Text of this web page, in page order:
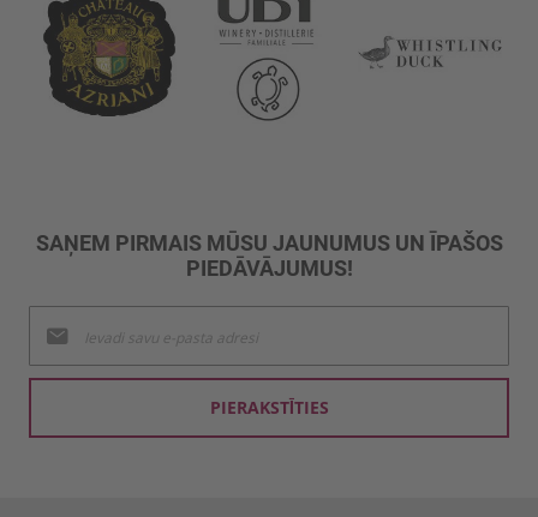
SAŅEM PIRMAIS MŪSU JAUNUMUS UN ĪPAŠOS
PIEDĀVĀJUMUS!
jaunumu
saņemšanai:
PIERAKSTĪTIES